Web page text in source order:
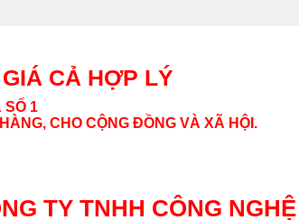
CẢ HỢP LÝ
SỐ 1
CHO CỘNG ĐỒNG VÀ XÃ HỘI.
TY TNHH CÔNG